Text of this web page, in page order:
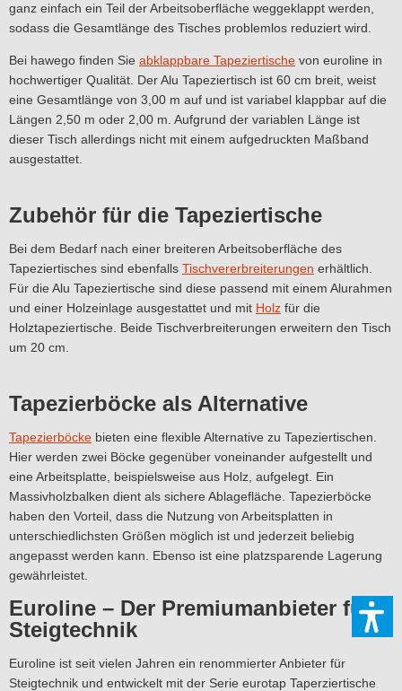
ganz einfach ein Teil der Arbeitsoberfläche weggeklappt werden,
sodass die Gesamtlänge des Tisches problemlos reduziert wird.
Bei hawego finden Sie abklappbare Tapeziertische von euroline in
hochwertiger Qualität. Der Alu Tapeziertisch ist 60 cm breit, weist
eine Gesamtlänge von 3,00 m auf und ist variabel klappbar auf die
Längen 2,50 m oder 2,00 m. Aufgrund der variablen Länge ist
dieser Tisch allerdings nicht mit einem aufgedruckten Maßband
ausgestattet.
Zubehör für die Tapeziertische
Bei dem Bedarf nach einer breiteren Arbeitsoberfläche des
Tapeziertisches sind ebenfalls Tischvererbreiterungen erhältlich.
Für die Alu Tapeziertische sind diese passend mit einem Alurahmen
und einer Holzeinlage ausgestattet und mit Holz für die
Holztapeziertische. Beide Tischverbreiterungen erweitern den Tisch
um 20 cm.
Tapezierböcke als Alternative
Tapezierböcke bieten eine flexible Alternative zu Tapeziertischen.
Hier werden zwei Böcke gegenüber voneinander aufgestellt und
eine Arbeitsplatte, beispielsweise aus Holz, aufgelegt. Ein
Massivholzbalken dient als sichere Ablagefläche. Tapezierböcke
haben den Vorteil, dass die Nutzung von Arbeitsplatten in
unterschiedlichsten Größen möglich ist und jederzeit beliebig
angepasst werden kann. Ebenso ist eine platzsparende Lagerung
gewährleistet.
Euroline – Der Premiumanbieter für
Steigtechnik
Euroline ist seit vielen Jahren ein renommierter Anbieter für
Steigtechnik und entwickelt mit der Serie eurotap Taperziertische